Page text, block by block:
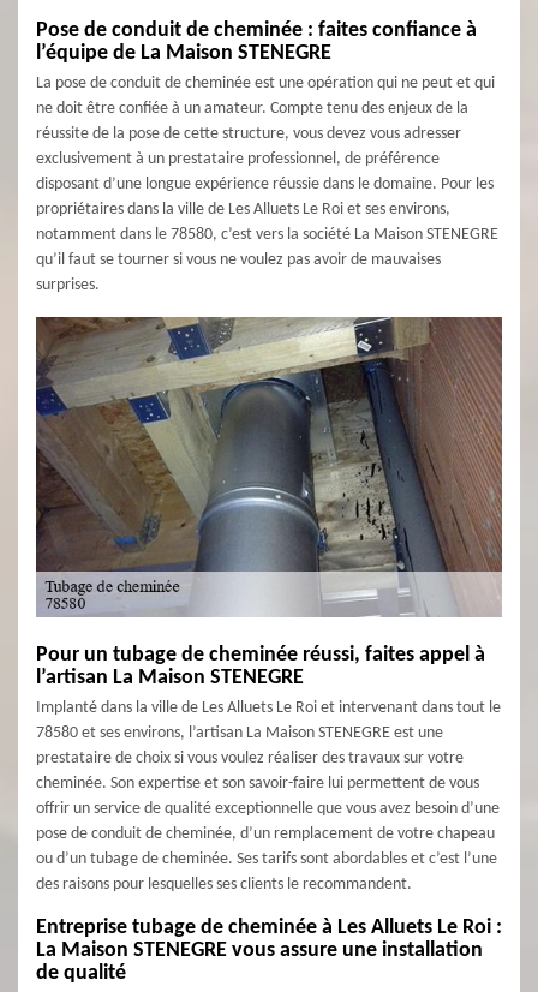
Pose de conduit de cheminée : faites confiance à
l’équipe de La Maison STENEGRE
La pose de conduit de cheminée est une opération qui ne peut et qui
ne doit être confiée à un amateur. Compte tenu des enjeux de la
réussite de la pose de cette structure, vous devez vous adresser
exclusivement à un prestataire professionnel, de préférence
disposant d’une longue expérience réussie dans le domaine. Pour les
propriétaires dans la ville de Les Alluets Le Roi et ses environs,
notamment dans le 78580, c’est vers la société La Maison STENEGRE
qu’il faut se tourner si vous ne voulez pas avoir de mauvaises
surprises.
Pour un tubage de cheminée réussi, faites appel à
l’artisan La Maison STENEGRE
Implanté dans la ville de Les Alluets Le Roi et intervenant dans tout le
78580 et ses environs, l’artisan La Maison STENEGRE est une
prestataire de choix si vous voulez réaliser des travaux sur votre
cheminée. Son expertise et son savoir-faire lui permettent de vous
offrir un service de qualité exceptionnelle que vous avez besoin d’une
pose de conduit de cheminée, d’un remplacement de votre chapeau
ou d’un tubage de cheminée. Ses tarifs sont abordables et c’est l’une
des raisons pour lesquelles ses clients le recommandent.
Entreprise tubage de cheminée à Les Alluets Le Roi :
La Maison STENEGRE vous assure une installation
de qualité